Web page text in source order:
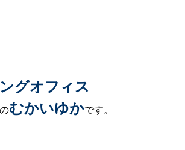
グオフィス
のむかいゆかです。